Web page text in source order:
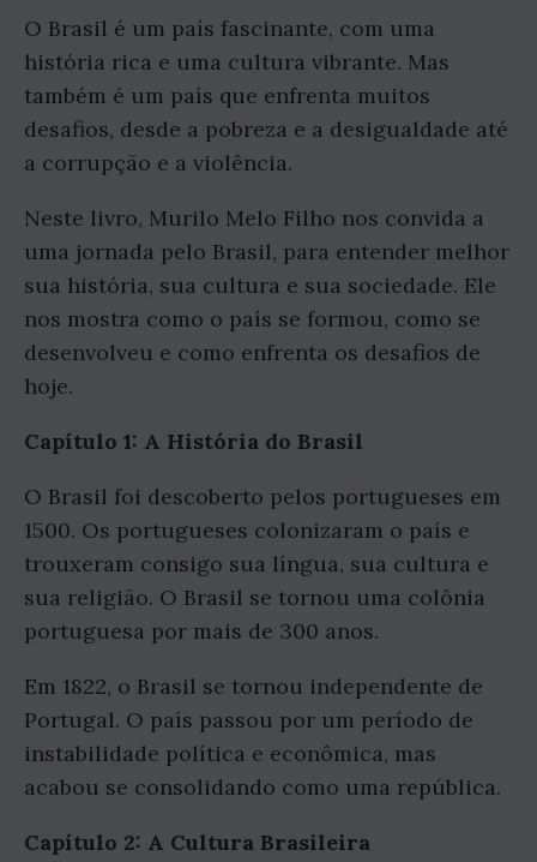
O Brasil é um país fascinante, com uma
história rica e uma cultura vibrante. Mas
também é um país que enfrenta muitos
desafios, desde a pobreza e a desigualdade até
a corrupção e a violência.
Neste livro, Murilo Melo Filho nos convida a
uma jornada pelo Brasil, para entender melhor
sua história, sua cultura e sua sociedade. Ele
nos mostra como o país se formou, como se
desenvolveu e como enfrenta os desafios de
hoje.
Capítulo 1: A História do Brasil
O Brasil foi descoberto pelos portugueses em
1500. Os portugueses colonizaram o país e
trouxeram consigo sua língua, sua cultura e
sua religião. O Brasil se tornou uma colônia
portuguesa por mais de 300 anos.
Em 1822, o Brasil se tornou independente de
Portugal. O país passou por um período de
instabilidade política e econômica, mas
acabou se consolidando como uma república.
Capítulo 2: A Cultura Brasileira